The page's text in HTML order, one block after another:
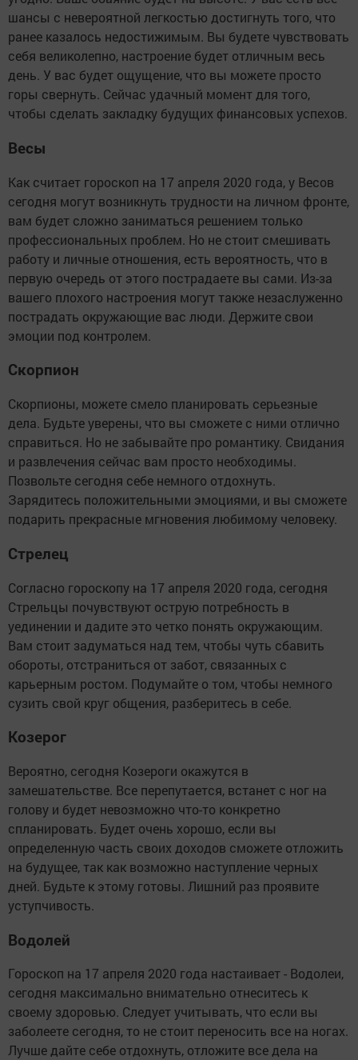
шансы с невероятной легкостью достигнуть того, что
ранее казалось недостижимым. Вы будете чувствовать
себя великолепно, настроение будет отличным весь
день. У вас будет ощущение, что вы можете просто
горы свернуть. Сейчас удачный момент для того,
чтобы сделать закладку будущих финансовых успехов.
Весы
Как считает гороскоп на 17 апреля 2020 года, у Весов
сегодня могут возникнуть трудности на личном фронте,
вам будет сложно заниматься решением только
профессиональных проблем. Но не стоит смешивать
работу и личные отношения, есть вероятность, что в
первую очередь от этого пострадаете вы сами. Из-за
вашего плохого настроения могут также незаслуженно
пострадать окружающие вас люди. Держите свои
эмоции под контролем.
Скорпион
Скорпионы, можете смело планировать серьезные
дела. Будьте уверены, что вы сможете с ними отлично
справиться. Но не забывайте про романтику. Свидания
и развлечения сейчас вам просто необходимы.
Позвольте сегодня себе немного отдохнуть.
Зарядитесь положительными эмоциями, и вы сможете
подарить прекрасные мгновения любимому человеку.
Стрелец
Согласно гороскопу на 17 апреля 2020 года, сегодня
Стрельцы почувствуют острую потребность в
уединении и дадите это четко понять окружающим.
Вам стоит задуматься над тем, чтобы чуть сбавить
обороты, отстраниться от забот, связанных с
карьерным ростом. Подумайте о том, чтобы немного
сузить свой круг общения, разберитесь в себе.
Козерог
Вероятно, сегодня Козероги окажутся в
замешательстве. Все перепутается, встанет с ног на
голову и будет невозможно что-то конкретно
спланировать. Будет очень хорошо, если вы
определенную часть своих доходов сможете отложить
на будущее, так как возможно наступление черных
дней. Будьте к этому готовы. Лишний раз проявите
уступчивость.
Водолей
Гороскоп на 17 апреля 2020 года настаивает - Водолеи,
сегодня максимально внимательно отнеситесь к
своему здоровью. Следует учитывать, что если вы
заболеете сегодня, то не стоит переносить все на ногах.
Лучше дайте себе отдохнуть, отложите все дела на